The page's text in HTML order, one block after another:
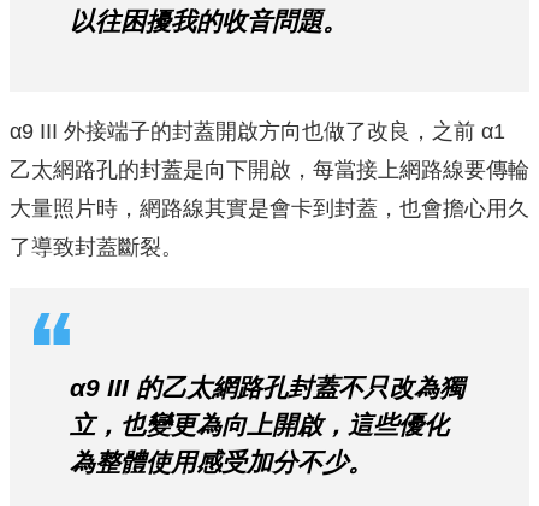
以往困擾我的收音問題。
α9 III 外接端子的封蓋開啟方向也做了改良，之前 α1
乙太網路孔的封蓋是向下開啟，每當接上網路線要傳輪
大量照片時，網路線其實是會卡到封蓋，也會擔心用久
了導致封蓋斷裂。
α9 III 的乙太網路孔封蓋不只改為獨
立，也變更為向上開啟，這些優化
為整體使用感受加分不少。